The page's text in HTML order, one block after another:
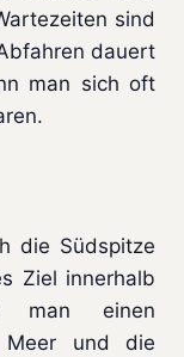
sind
dauert
man sich oft
die Südspitze
Ziel innerhalb
man einen
Meer und die